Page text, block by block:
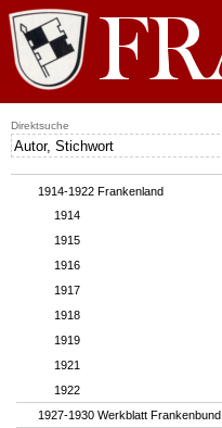
1914-1922 Frankenland
1914
1915
1916
1917
1918
1919
1921
1922
1927-1930 Werkblatt Frankenbund
Direktsuche